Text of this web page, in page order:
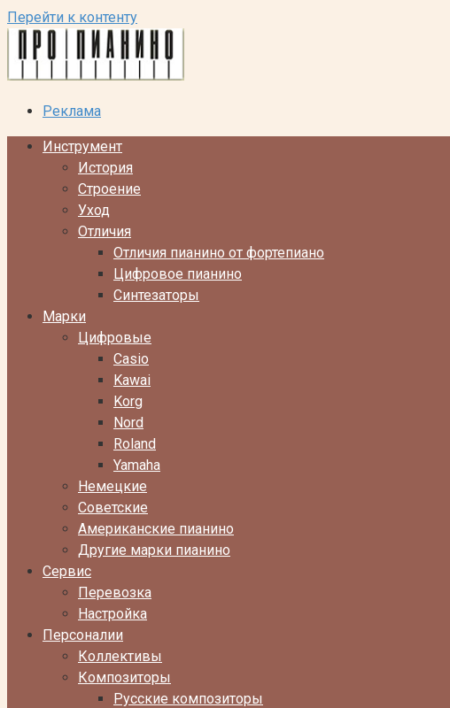
Перейти к контенту
Реклама
Инструмент
История
Строение
Уход
Отличия
Отличия пианино от фортепиано
Цифровое пианино
Синтезаторы
Марки
Цифровые
Casio
Kawai
Korg
Nord
Roland
Yamaha
Немецкие
Советские
Американские пианино
Другие марки пианино
Сервис
Перевозка
Настройка
Персоналии
Коллективы
Композиторы
Русские композиторы